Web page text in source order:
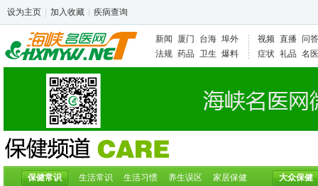
设为主页 加入收藏 疾病查询
新闻 厦门 台海 埠外
法规 药品 卫生 爆料
视频 直播 问答
症状 礼品 名医
保健常识 生活常识 生活习惯 养生误区
家居保健
大众保健